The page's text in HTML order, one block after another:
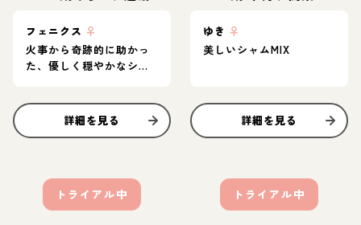
フェニクス ♀
火事から奇跡的に助かっ
た、優しく穏やかなシャ
詳細を見る
ゆき ♀
美しいシャムMIX
詳細を見る
トライアル中 トライアル中